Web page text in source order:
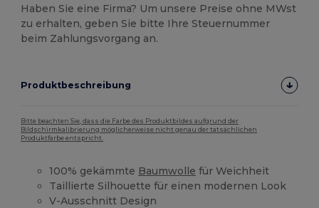
Haben Sie eine Firma? Um unsere Preise ohne MWst
zu erhalten, geben Sie bitte Ihre Steuernummer
beim Zahlungsvorgang an.
Produktbeschreibung
Bitte beachten Sie, dass die Farbe des Produktbildes aufgrund der
Bildschirmkalibrierung möglicherweise nicht genau der tatsächlichen
Produktfarbe entspricht.
100% gekämmte Baumwolle für Weichheit
Taillierte Silhouette für einen modernen Look
V-Ausschnitt Design